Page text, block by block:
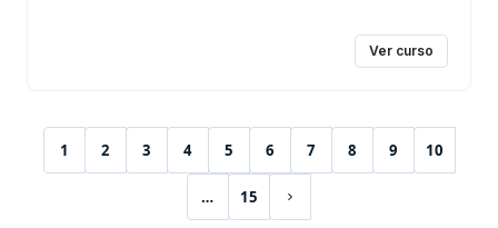
Ver curso
1
(current)
2 3 4 5 6 7 8 9 10
… 15